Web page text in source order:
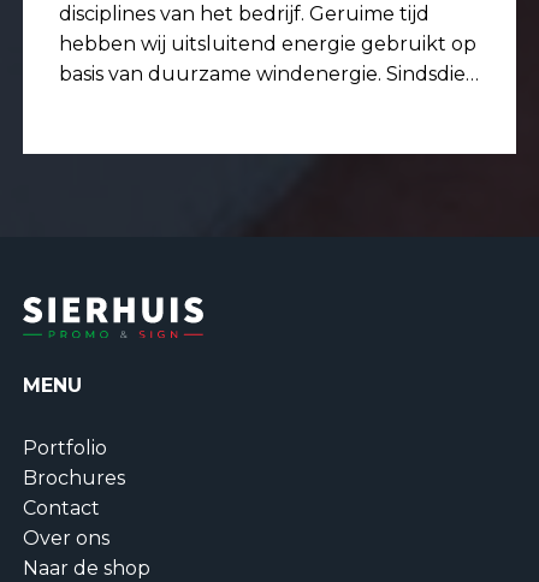
disciplines van het bedrijf. Geruime tijd
hebben wij uitsluitend energie gebruikt op
basis van duurzame windenergie. Sindsdien
MENU
Portfolio
Brochures
Contact
Over ons
Naar de shop